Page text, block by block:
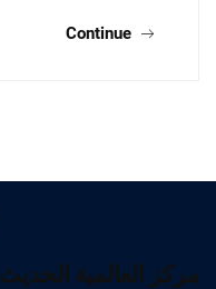
Continue
مركز العالمية الحديث